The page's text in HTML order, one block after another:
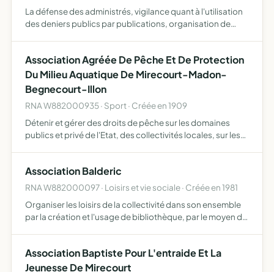
La défense des administrés, vigilance quant à l'utilisation
des deniers publics par publications, organisation de
Association Agréée De Pêche Et De Protection
Du Milieu Aquatique De Mirecourt-Madon-
Begnecourt-Illon
RNA W882000935 · Sport · Créée en 1909
Détenir et gérer des droits de pêche sur les domaines
publics et privé de l'Etat, des collectivités locales, sur les
Association Balderic
RNA W882000097 · Loisirs et vie sociale · Créée en 1981
Organiser les loisirs de la collectivité dans son ensemble
par la création et l'usage de bibliothèque, par le moyen de
Association Baptiste Pour L'entraide Et La
Jeunesse De Mirecourt